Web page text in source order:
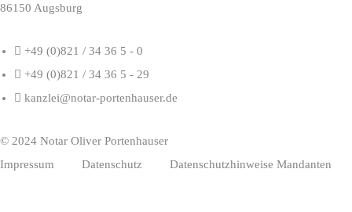
86150 Augsburg
+49 (0)821 / 34 36 5 - 0
+49 (0)821 / 34 36 5 - 29
kanzlei@notar-portenhauser.de
© 2024 Notar Oliver Portenhauser
Impressum
Datenschutz Datenschutzhinweise Mandanten